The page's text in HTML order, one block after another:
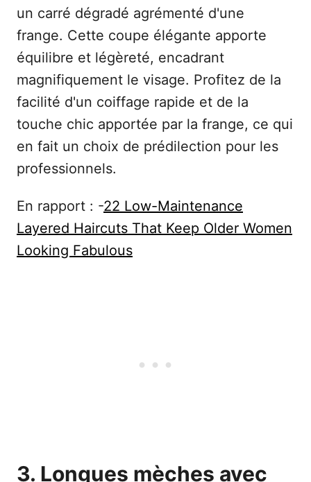
un carré dégradé agrémenté d'une
frange. Cette coupe élégante apporte
équilibre et légèreté, encadrant
magnifiquement le visage. Profitez de la
facilité d'un coiffage rapide et de la
touche chic apportée par la frange, ce qui
en fait un choix de prédilection pour les
professionnels.
En rapport : -22 Low-Maintenance
Layered Haircuts That Keep Older Women
Looking Fabulous
3. Longues mèches avec